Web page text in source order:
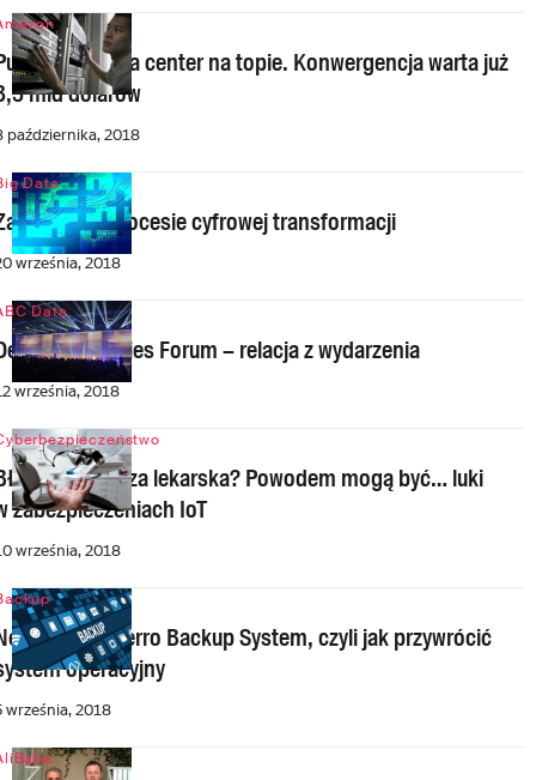
data center na topie. Konwergencja warta już
mld dolarów
października, 2018
Data
w procesie cyfrowej transformacji
września, 2018
Data
Technologies Forum – relacja z wydarzenia
września, 2018
diagnoza lekarska? Powodem mogą być… luki
zabezpieczeniach IoT
września, 2018
wersja Ferro Backup System, czyli jak przywrócić
operacyjny
września, 2018